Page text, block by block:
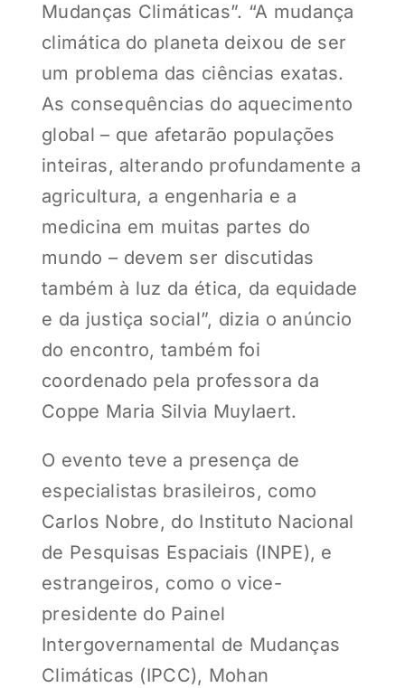
Mudanças Climáticas”. “A mudança
climática do planeta deixou de ser
um problema das ciências exatas.
As consequências do aquecimento
global – que afetarão populações
inteiras, alterando profundamente a
agricultura, a engenharia e a
medicina em muitas partes do
mundo – devem ser discutidas
também à luz da ética, da equidade
e da justiça social”, dizia o anúncio
do encontro, também foi
coordenado pela professora da
Coppe Maria Silvia Muylaert.
O evento teve a presença de
especialistas brasileiros, como
Carlos Nobre, do Instituto Nacional
de Pesquisas Espaciais (INPE), e
estrangeiros, como o vice-
presidente do Painel
Intergovernamental de Mudanças
Climáticas (IPCC), Mohan